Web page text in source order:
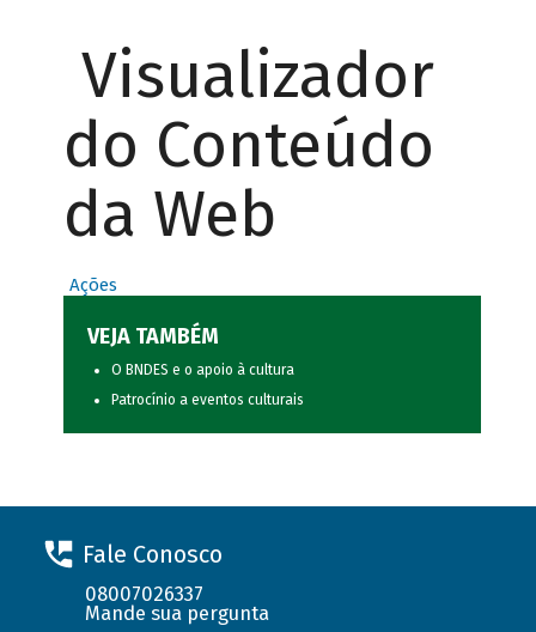
Visualizador
do Conteúdo
da Web
Ações
VEJA TAMBÉM
O BNDES e o apoio à cultura
Patrocínio a eventos culturais
Fale Conosco
08007026337
Mande sua pergunta